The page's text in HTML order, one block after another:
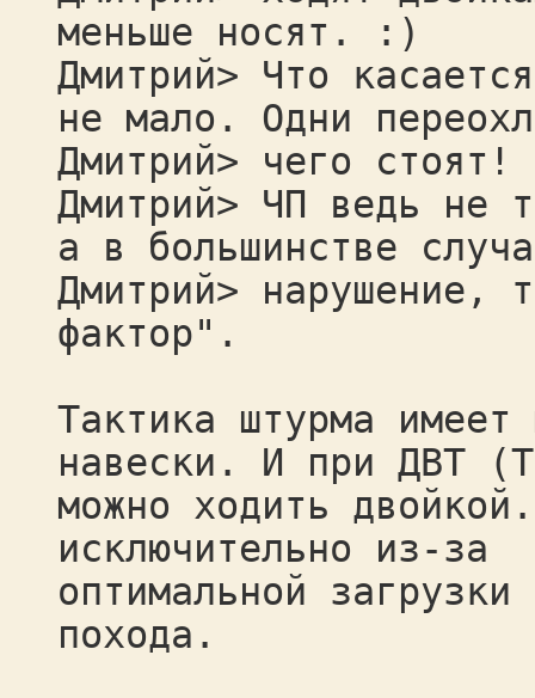
меньше носят. :)
Дмитрий> Что
не мало. Одни
Дмитрий> чего стоят!
Дмитрий> ЧП ведь не
а в большинстве
Дмитрий> нарушение,
фактор".
Тактика штурма
навески. И при ДВТ
можно ходить
исключительно из-за
оптимальной
похода.